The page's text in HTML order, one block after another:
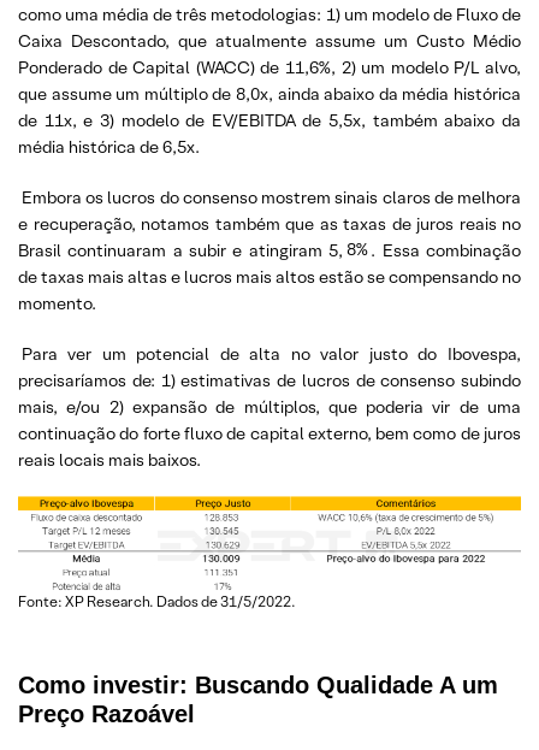
como uma média de três metodologias: 1) um modelo de Fluxo de
Caixa Descontado, que atualmente assume um Custo Médio
Ponderado de Capital (WACC) de 11,6%, 2) um modelo P/L alvo,
que assume um múltiplo de 8,0x, ainda abaixo da média histórica
de 11x, e 3) modelo de EV/EBITDA de 5,5x, também abaixo da
média histórica de 6,5x.
Embora os lucros do consenso mostrem sinais claros de melhora
e recuperação, notamos também que as taxas de juros reais no
Brasil continuaram a subir e atingiram 5, 8%. Essa combinação
de taxas mais altas e lucros mais altos estão se compensando no
momento.
Para ver um potencial de alta no valor justo do Ibovespa,
precisaríamos de: 1) estimativas de lucros de consenso subindo
mais, e/ou 2) expansão de múltiplos, que poderia vir de uma
continuação do forte fluxo de capital externo, bem como de juros
reais locais mais baixos.
Fonte: XP Research. Dados de 31/5/2022.
Como investir: Buscando Qualidade A um
Preço Razoável